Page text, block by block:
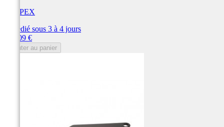
KIMPEX
Expédié sous 3 à 4 jours
107,09 €
Ajouter au panier